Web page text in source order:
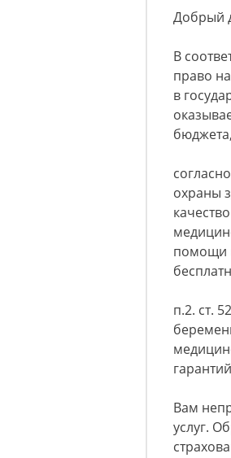
Добрый
В
право
в
охраны
помощи
п.2. ст.
Вам
услуг.